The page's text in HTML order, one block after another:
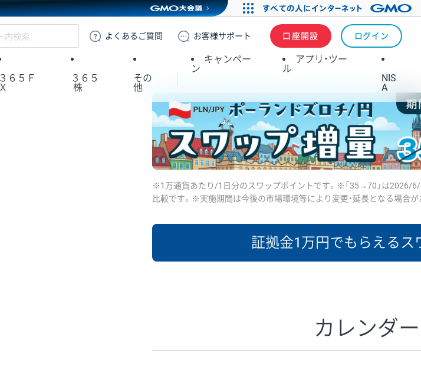
GMOクリック証券
よくある ご質問 お客様サポート 口座開設 ログイン
３６５Ｆ
Ｘ
３６５
株
その
他
キャンペー
ン
アプリ・ツー
ル
NIS
A
※1万通貨あたり/1日分のスワップポイントです。※「35→70」は2026/6/
比較です。※実施期間は今後の市場環境等により変更・延長となる場合が
証拠金1万円でもらえるス
あたりの
ポイント
カレンダー